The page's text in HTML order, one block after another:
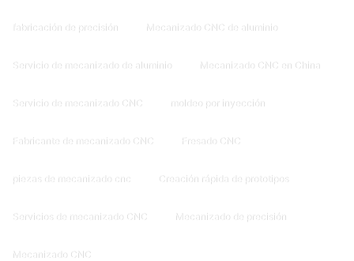
fabricación de precisión Mecanizado CNC de aluminio
Servicio de mecanizado de aluminio Mecanizado CNC en China
Servicio de mecanizado CNC moldeo por inyección
Fabricante de mecanizado CNC Fresado CNC
piezas de mecanizado cnc Creación rápida de prototipos
Servicios de mecanizado CNC Mecanizado de precisión
Mecanizado CNC